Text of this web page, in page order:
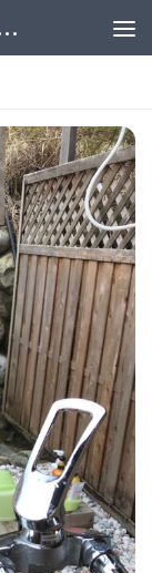
チン ・ゲストハウス